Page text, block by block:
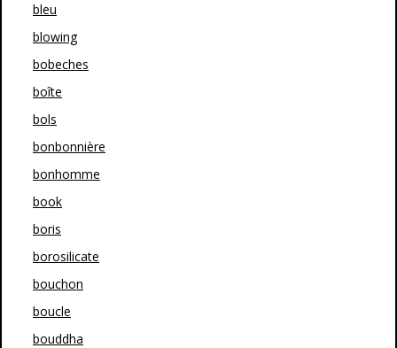
bleu
blowing
bobeches
boîte
bols
bonbonnière
bonhomme
book
boris
borosilicate
bouchon
boucle
bouddha